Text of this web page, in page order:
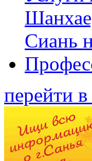
Сиань
перейти